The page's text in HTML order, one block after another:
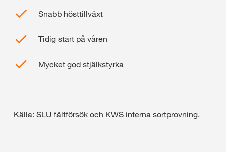
Snabb hösttillväxt
Tidig start på våren
Mycket god stjälkstyrka
Källa: SLU fältförsök och KWS interna sortprovning.